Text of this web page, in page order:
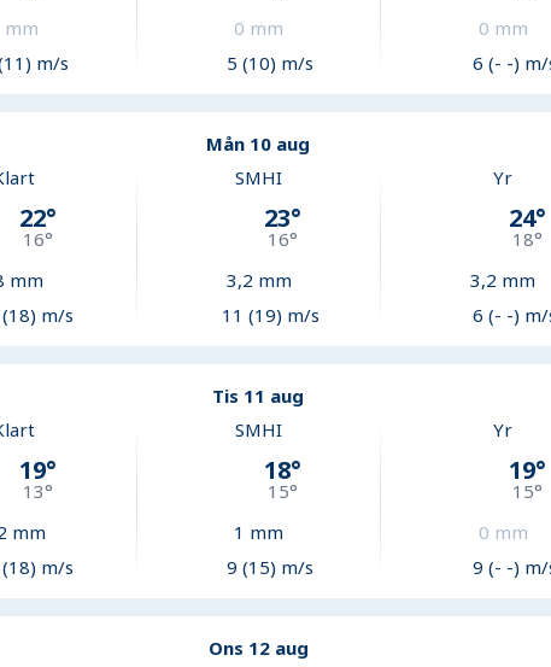
mm
m/s
0 mm
5 (10) m/s
0 mm
6 (- -) m/
Mån 10 aug
22°
16°
mm
m/s
SMHI
23°
16°
3,2 mm
11 (19) m/s
Yr
24°
18°
3,2 mm
6 (- -) m/
Tis 11 aug
19°
13°
mm
m/s
SMHI
18°
15°
1 mm
9 (15) m/s
Yr
19°
15°
0 mm
9 (- -) m/
Ons 12 aug